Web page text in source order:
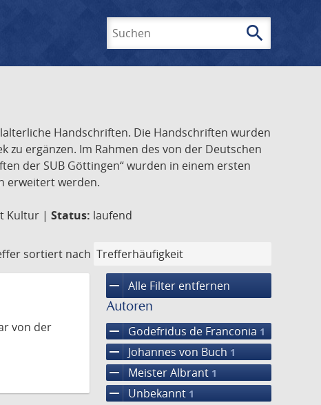
search
Handschriften. Die Handschriften wurden
ergänzen. Im Rahmen des von der Deutschen
der SUB Göttingen“ wurden in einem ersten
erweitert werden.
Kultur | Status: laufend
sortiert nach
remove Alle Filter entfernen
Autoren
remove Godefridus de Franconia 1
remove Johannes von Buch 1
remove Meister Albrant 1
remove Unbekannt 1
von der